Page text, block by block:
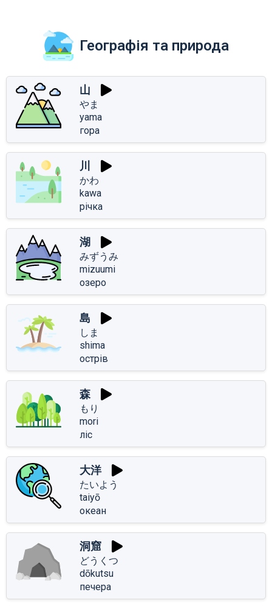
Географія та природа
山
やま
yama
гора
川
かわ
kawa
річка
湖
みずうみ
mizuumi
озеро
島
しま
shima
острів
森
もり
mori
ліс
大洋
たいよう
taiyō
океан
洞窟
どうくつ
dōkutsu
печера